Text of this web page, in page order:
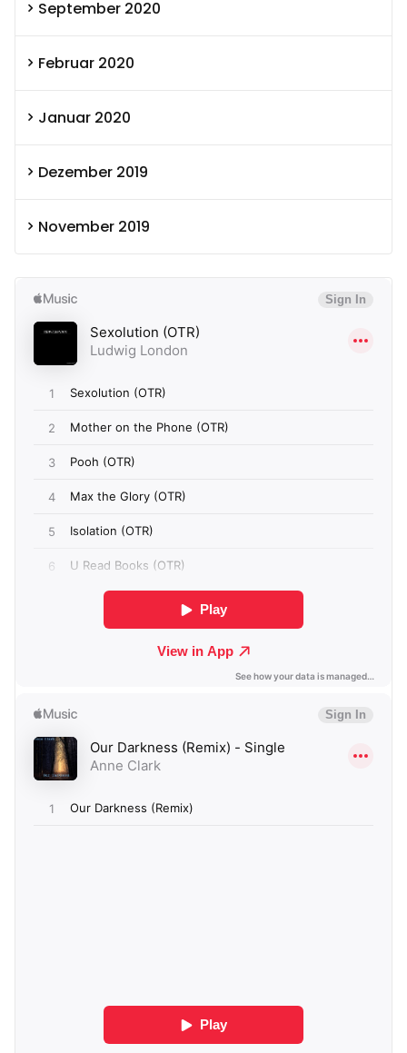
September 2020
Februar 2020
Januar 2020
Dezember 2019
November 2019